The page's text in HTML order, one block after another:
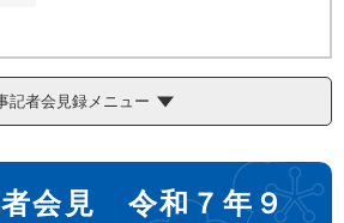
記者会見録メニュー
者会見 令和７年９